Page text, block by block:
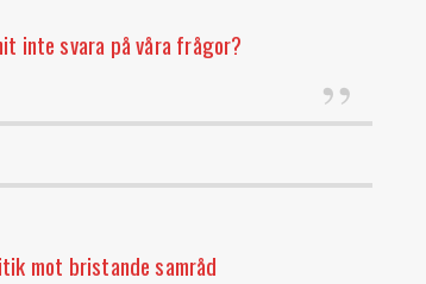
inte svara på våra frågor?
mot bristande samråd